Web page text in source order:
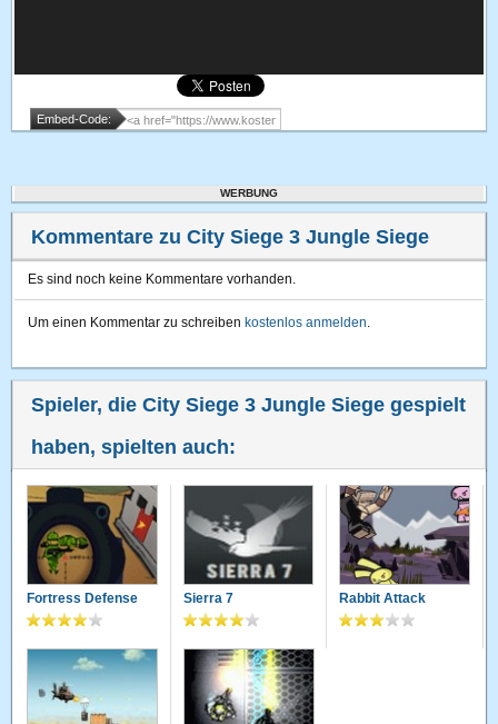
Embed-Code:
WERBUNG
Kommentare zu City Siege 3 Jungle Siege
Es sind noch keine Kommentare vorhanden.
Um einen Kommentar zu schreiben kostenlos anmelden.
Spieler, die City Siege 3 Jungle Siege gespielt
haben, spielten auch:
Fortress Defense Sierra 7 Rabbit Attack